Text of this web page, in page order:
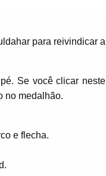
para reivindicar a
Se você clicar neste
no medalhão.
e flecha.